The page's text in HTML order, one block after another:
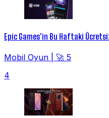
Epic Games'in Bu Haftaki
Mobil Oyun
🚀 5
4